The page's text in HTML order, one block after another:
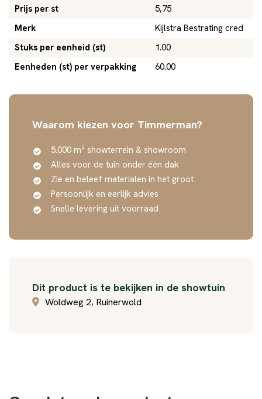
Prijs per st
5,75
Merk
Kijlstra Bestrating cred
Stuks per eenheid (st)
1.00
Eenheden (st) per verpakking
60.00
Waarom kiezen voor Timmerman?
5.000 m² showterrein & showroom
Alles voor de tuin onder één dak
Zie en beleef materialen in het groot
Persoonlijk en eerlijk advies
Snelle levering uit voorraad
Dit product is te bekijken in de showtuin
Woldweg 2, Ruinerwold